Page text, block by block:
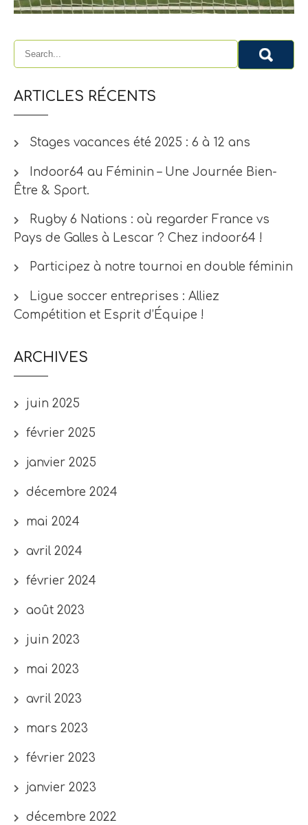
ARTICLES RÉCENTS
Stages vacances été 2025 : 6 à 12 ans
Indoor64 au Féminin – Une Journée Bien-
Être & Sport.
Rugby 6 Nations : où regarder France vs
Pays de Galles à Lescar ? Chez indoor64 !
Participez à notre tournoi en double féminin
Ligue soccer entreprises : Alliez
Compétition et Esprit d’Équipe !
ARCHIVES
juin 2025
février 2025
janvier 2025
décembre 2024
mai 2024
avril 2024
février 2024
août 2023
juin 2023
mai 2023
avril 2023
mars 2023
février 2023
janvier 2023
décembre 2022